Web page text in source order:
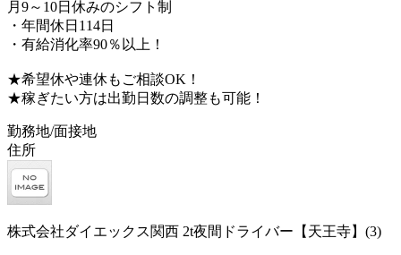
月9～10日休みのシフト制
・年間休日114日
・有給消化率90％以上！
★希望休や連休もご相談OK！
★稼ぎたい方は出勤日数の調整も可能！
勤務地/面接地
住所
株式会社ダイエックス関西 2t夜間ドライバー【天王寺】(3)